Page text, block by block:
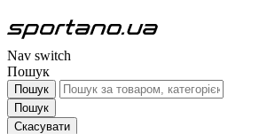
Nav switch
Пошук
Пошук
Пошук
Скасувати